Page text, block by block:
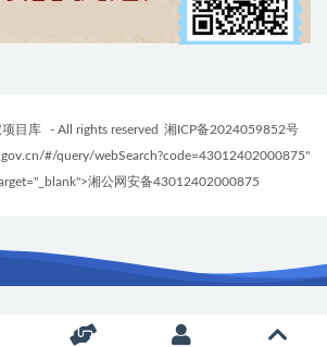
项目库 - All rights reserved 湘ICP备2024059852号
#/query/webSearch?code=43012402000875"
湘公网安备43012402000875